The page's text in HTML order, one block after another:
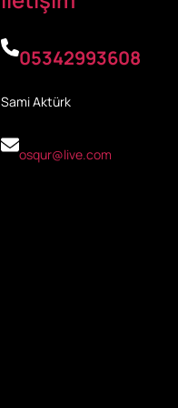
05342993608
Sami Aktürk
osqur@live.com